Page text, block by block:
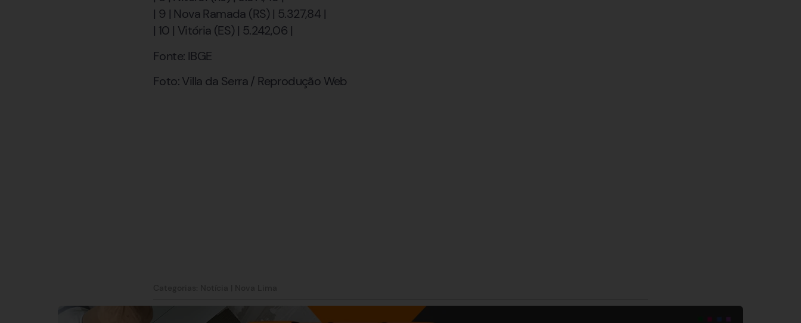
| 9 | Nova Ramada (RS) | 5.327,84 |
| 10 | Vitória (ES) | 5.242,06 |
Fonte: IBGE
Foto: Villa da Serra / Reprodução Web